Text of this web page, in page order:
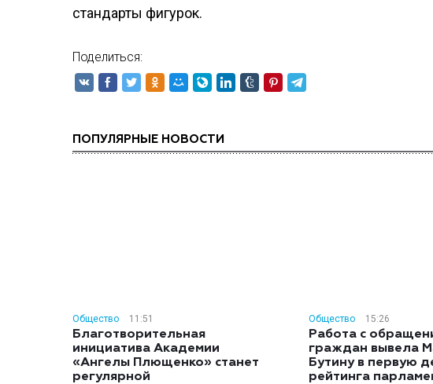
стандарты фигурок.
Поделиться:
ПОПУЛЯРНЫЕ НОВОСТИ
Общество 11:51
Благотворительная
инициатива Академии
«Ангелы Плющенко» станет
регулярной
Общество 15:26
Работа с
граждан вывела
Бутину в первую
рейтинга